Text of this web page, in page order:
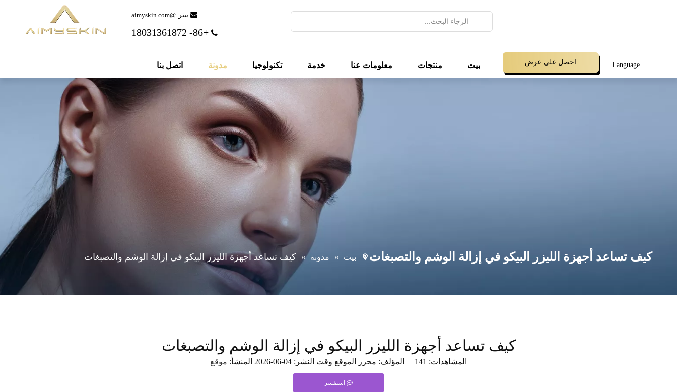
 بيتر @aimyskin.com

+86- 18031361872
بيت منتجات معلومات عنا خدمة تكنولوجيا مدونة اتصل بنا احصل على عرض Language
كيف تساعد أجهزة الليزر البيكو في إزالة الوشم والتصبغات بيت » مدونة » كيف تساعد أجهزة الليزر البيكو في إزالة الوشم والتصبغات
كيف تساعد أجهزة الليزر البيكو في إزالة الوشم والتصبغات
المشاهدات: 141 المؤلف: محرر الموقع وقت النشر: 04-06-2026 المنشأ: موقع
استفسر